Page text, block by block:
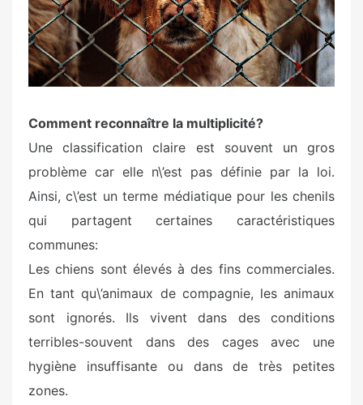
Comment reconnaître la multiplicité?
Une classification claire est souvent un gros
problème car elle n\’est pas définie par la loi.
Ainsi, c\’est un terme médiatique pour les chenils
qui partagent certaines caractéristiques
communes:
Les chiens sont élevés à des fins commerciales.
En tant qu\’animaux de compagnie, les animaux
sont ignorés. Ils vivent dans des conditions
terribles-souvent dans des cages avec une
hygiène insuffisante ou dans de très petites
zones.